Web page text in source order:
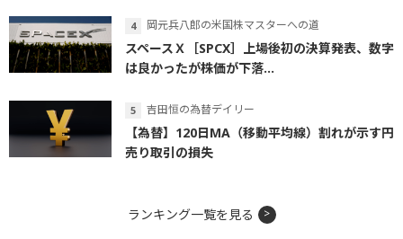
岡元兵八郎の米国株マスターへの道
スペースＸ［SPCX］上場後初の決算発表、数字
は良かったが株価が下落...
吉田恒の為替デイリー
【為替】120日MA（移動平均線）割れが示す円
売り取引の損失
ランキング一覧を見る